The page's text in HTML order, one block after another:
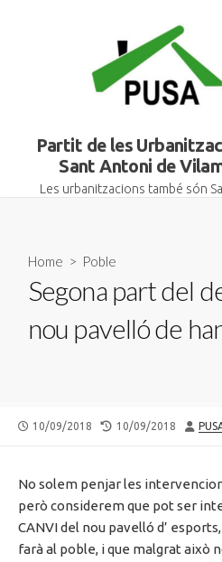
Partit de les
Sant Antoni de
Les urbanitzacions també són
Home > Poble
Segona part del
nou pavelló de
PUBLISHED
10/09/2018
LAST
10/09/2018
No solem penjar les
però considerem que pot ser
CANVI del nou pavelló d’
farà al poble, i que malgrat això